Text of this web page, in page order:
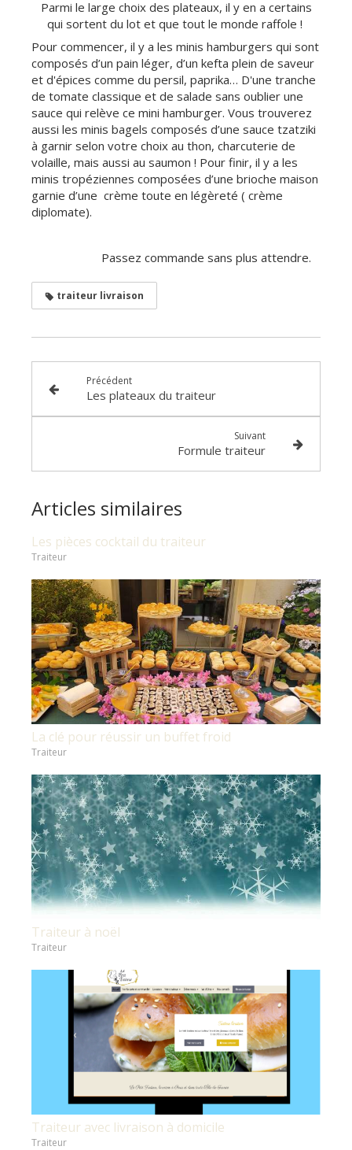
Parmi le large choix des plateaux, il y en a certains
qui sortent du lot et que tout le monde raffole !
Pour commencer, il y a les minis hamburgers qui sont
composés d’un pain léger, d’un kefta plein de saveur
et d'épices comme du persil, paprika… D'une tranche
de tomate classique et de salade sans oublier une
sauce qui relève ce mini hamburger. Vous trouverez
aussi les minis bagels composés d’une sauce tzatziki
à garnir selon votre choix au thon, charcuterie de
volaille, mais aussi au saumon ! Pour finir, il y a les
minis tropéziennes composées d’une brioche maison
garnie d’une crème toute en légèreté ( crème
diplomate).
Passez commande sans plus attendre.
traiteur livraison
Précédent
Les plateaux du traiteur
Suivant
Formule traiteur
Articles similaires
Les pièces cocktail du traiteur
Traiteur
La clé pour réussir un buffet froid
Traiteur
Traiteur à noël
Traiteur
Traiteur avec livraison à domicile
Traiteur